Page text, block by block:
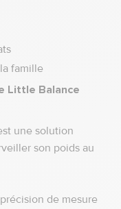
famille
Little Balance
une solution
son poids au
de mesure